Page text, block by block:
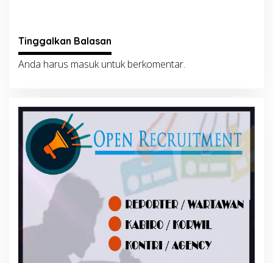
Tinggalkan Balasan
Anda harus masukuntuk berkomentar.